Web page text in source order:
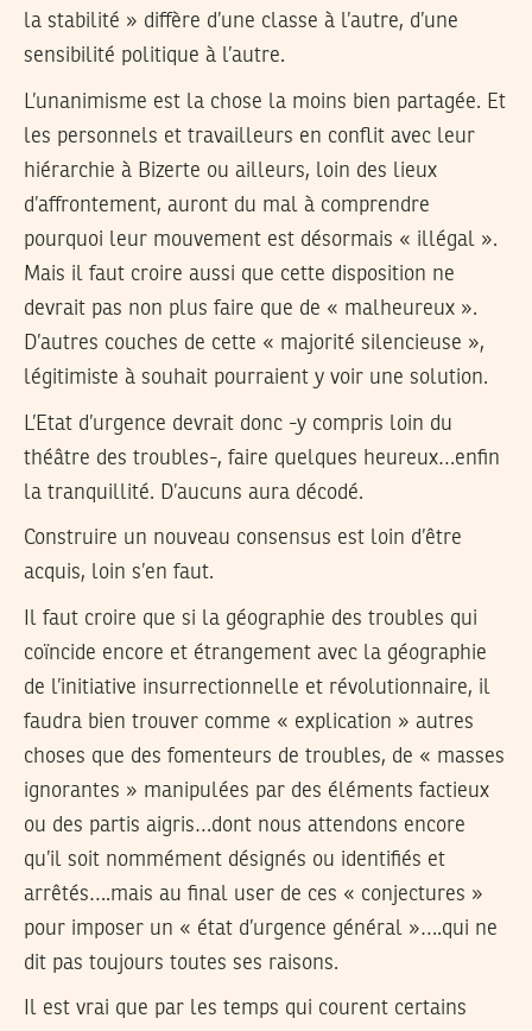
la stabilité » diffère d’une classe à l’autre, d’une
sensibilité politique à l’autre.
L’unanimisme est la chose la moins bien partagée. Et
les personnels et travailleurs en conflit avec leur
hiérarchie à Bizerte ou ailleurs, loin des lieux
d’affrontement, auront du mal à comprendre
pourquoi leur mouvement est désormais « illégal ».
Mais il faut croire aussi que cette disposition ne
devrait pas non plus faire que de « malheureux ».
D’autres couches de cette « majorité silencieuse »,
légitimiste à souhait pourraient y voir une solution.
L’Etat d’urgence devrait donc -y compris loin du
théâtre des troubles-, faire quelques heureux…enfin
la tranquillité. D’aucuns aura décodé.
Construire un nouveau consensus est loin d’être
acquis, loin s’en faut.
Il faut croire que si la géographie des troubles qui
coïncide encore et étrangement avec la géographie
de l’initiative insurrectionnelle et révolutionnaire, il
faudra bien trouver comme « explication » autres
choses que des fomenteurs de troubles, de « masses
ignorantes » manipulées par des éléments factieux
ou des partis aigris…dont nous attendons encore
qu’il soit nommément désignés ou identifiés et
arrêtés….mais au final user de ces « conjectures »
pour imposer un « état d’urgence général »….qui ne
dit pas toujours toutes ses raisons.
Il est vrai que par les temps qui courent certains